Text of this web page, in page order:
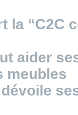
la “C2C
aider
meubles